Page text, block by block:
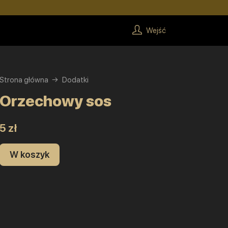
Wejść
Strona główna Dodatki
Orzechowy sos
5 zł
W koszyk